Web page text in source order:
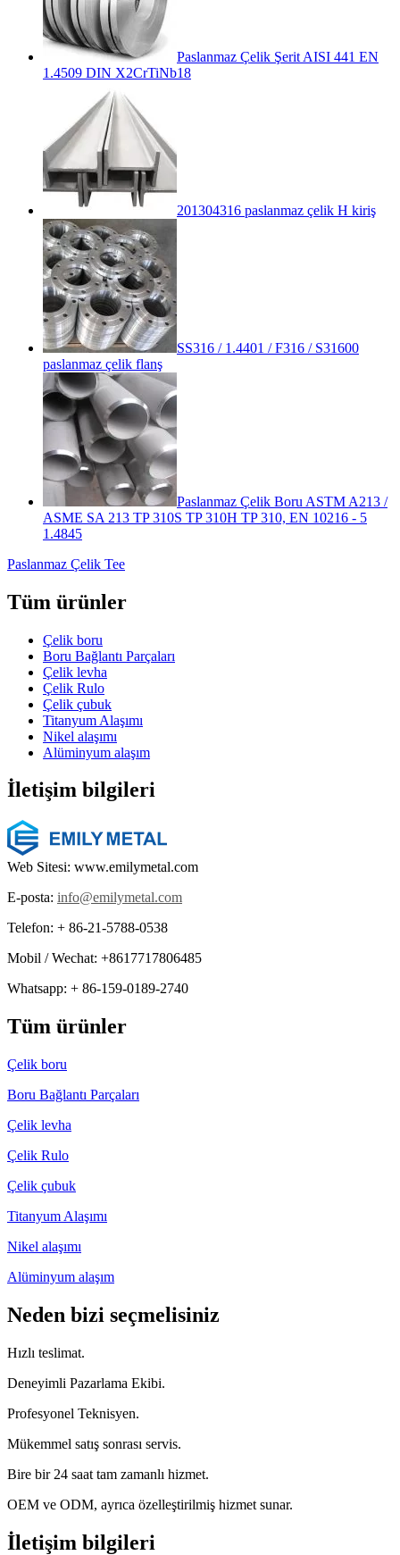
Paslanmaz Çelik Şerit AISI 441 EN
1.4509 DIN X2CrTiNb18
201304316 paslanmaz çelik H kiriş
SS316 / 1.4401 / F316 / S31600
paslanmaz çelik flanş
Paslanmaz Çelik Boru ASTM A213 /
ASME SA 213 TP 310S TP 310H TP 310, EN 10216 - 5
1.4845
Paslanmaz Çelik Tee
Tüm ürünler
Çelik boru
Boru Bağlantı Parçaları
Çelik levha
Çelik Rulo
Çelik çubuk
Titanyum Alaşımı
Nikel alaşımı
Alüminyum alaşım
İletişim bilgileri
Web Sitesi: www.emilymetal.com
E-posta: info@emilymetal.com
Telefon: + 86-21-5788-0538
Mobil / Wechat: +8617717806485
Whatsapp: + 86-159-0189-2740
Tüm ürünler
Çelik boru
Boru Bağlantı Parçaları
Çelik levha
Çelik Rulo
Çelik çubuk
Titanyum Alaşımı
Nikel alaşımı
Alüminyum alaşım
Neden bizi seçmelisiniz
Hızlı teslimat.
Deneyimli Pazarlama Ekibi.
Profesyonel Teknisyen.
Mükemmel satış sonrası servis.
Bire bir 24 saat tam zamanlı hizmet.
OEM ve ODM, ayrıca özelleştirilmiş hizmet sunar.
İletişim bilgileri